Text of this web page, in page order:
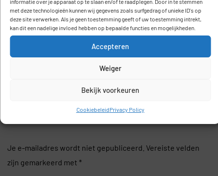
met deze technologieën kunnen wij gegevens zoals surfgedrag of unieke ID's op
deze site verwerken. Als je geen toestemming geeft of uw toestemming intrekt,
kan dit een nadelige invloed hebben op bepaalde functies en mogelijkheden.
Accepteren
Weiger
Bekijk voorkeuren
CookiebeleidPrivacy Policy
lactose vrij)
Plaats een reactie
Je e-mailadres wordt niet gepubliceerd. Vereiste velden
zijn gemarkeerd met *